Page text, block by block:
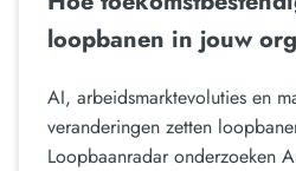
loopbanen in jouw
AI, arbeidsmarktevoluties en
veranderingen zetten
Loopbaanradar onderzoeken